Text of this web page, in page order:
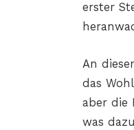
erster
An
das
aber die
was